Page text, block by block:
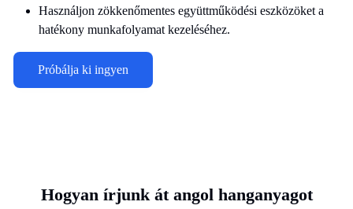
Használjon zökkenőmentes együttműködési eszközöket a
hatékony munkafolyamat kezeléséhez.
Próbálja ki ingyen
Hogyan írjunk át angol hanganyagot